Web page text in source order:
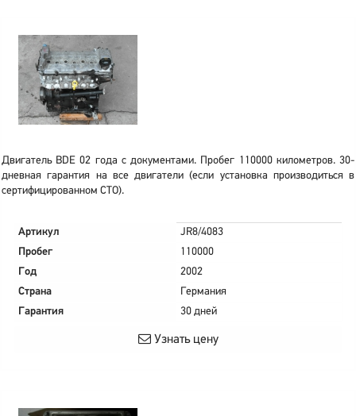
Двигатель BDE 02 года с документами. Пробег 110000 километров. 30-
дневная гарантия на все двигатели (если установка производиться в
сертифицированном СТО).
Артикул
JR8/4083
Пробег
110000
Год
2002
Страна
Германия
Гарантия
30 дней
Узнать цену